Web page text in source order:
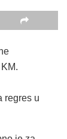
regres u